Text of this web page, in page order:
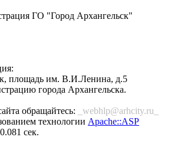
ГО "Город Архангельск"
площадь им. В.И.Ленина, д.5
города Архангельска.
обращайтесь:
_webhlp@arhcity.ru_
технологии Apache::ASP
сек.